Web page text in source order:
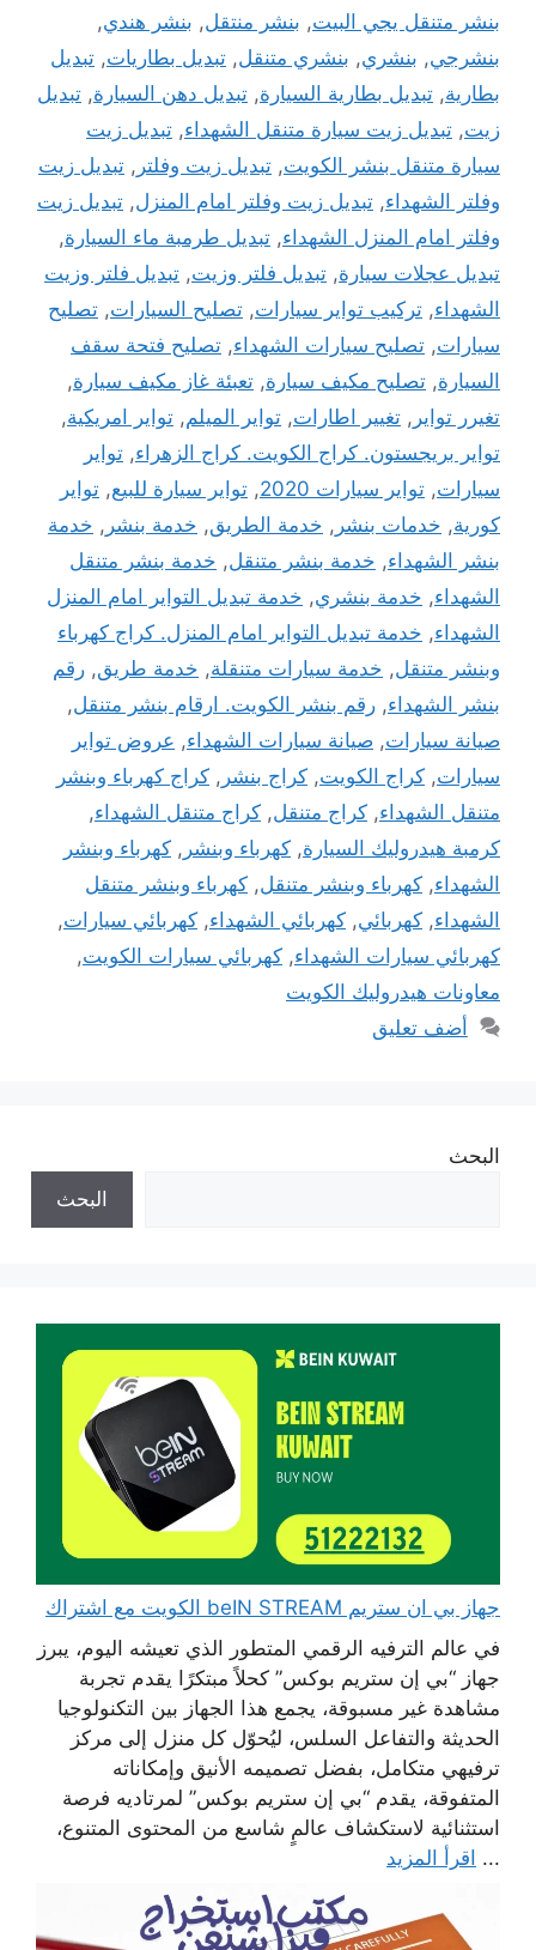
بنشر متنقل يجي البيت, بنشر منتقل, بنشر هندي,
بنشرجي, بنشري, بنشري متنقل, تبديل بطاريات, تبديل
بطارية, تبديل بطارية السيارة, تبديل دهن السيارة, تبديل
زيت, تبديل زيت سيارة متنقل الشهداء, تبديل زيت
سيارة متنقل بنشر الكويت, تبديل زيت وفلتر , تبديل زيت
وفلتر الشهداء, تبديل زيت وفلتر امام المنزل, تبديل زيت
وفلتر امام المنزل الشهداء, تبديل طرمبة ماء السيارة,
تبديل عجلات سيارة, تبديل فلتر وزيت, تبديل فلتر وزيت
الشهداء, تركيب تواير سيارات, تصليح السيارات, تصليح
سيارات, تصليح سيارات الشهداء, تصليح فتحة سقف
السيارة, تصليح مكيف سيارة, تعبئة غاز مكيف سيارة,
تغيرر تواير , تغيير اطارات, تواير الميلم, تواير امريكية,
تواير بريجستون. كراج الكويت. كراج الزهراء, تواير
سيارات, تواير سيارات 2020 , تواير سيارة للبيع, تواير
كورية, خدمات بنشر , خدمة الطريق, خدمة بنشر , خدمة
بنشر الشهداء, خدمة بنشر متنقل, خدمة بنشر متنقل
الشهداء, خدمة بنشري, خدمة تبديل التواير امام المنزل
الشهداء, خدمة تبديل التواير امام المنزل. كراج كهرباء
وبنشر متنقل, خدمة سيارات متنقلة, خدمة طريق, رقم
بنشر الشهداء, رقم بنشر الكويت. ارقام بنشر متنقل,
صيانة سيارات, صيانة سيارات الشهداء, عروض تواير
سيارات, كراج الكويت, كراج بنشر , كراج كهرباء وبنشر
متنقل الشهداء, كراج متنقل, كراج متنقل الشهداء,
كرمبة هيدروليك السيارة, كهرباء وبنشر , كهرباء وبنشر
الشهداء, كهرباء وبنشر متنقل, كهرباء وبنشر متنقل
الشهداء, كهربائي, كهربائي الشهداء, كهربائي سيارات,
كهربائي سيارات الشهداء, كهربائي سيارات الكويت,
معاونات هيدروليك الكويت
أضف تعليق
البحث
البحث
جهاز بي ان ستريم beIN STREAM الكويت مع اشتراك
في عالم الترفيه الرقمي المتطور الذي تعيشه اليوم، يبرز
جهاز “بي إن ستريم بوكس” كحلاً مبتكرًا يقدم تجربة
مشاهدة غير مسبوقة، يجمع هذا الجهاز بين التكنولوجيا
الحديثة والتفاعل السلس، ليُحوّل كل منزل إلى مركز
ترفيهي متكامل، بفضل تصميمه الأنيق وإمكاناته
المتفوقة، يقدم “بي إن ستريم بوكس” لمرتاديه فرصة
استثنائية لاستكشاف عالمٍ شاسع من المحتوى المتنوع،
... اقرأ المزيد